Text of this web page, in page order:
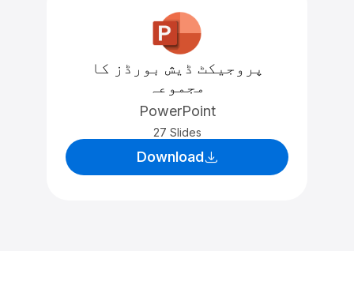
پروجیکٹ ڈیش بورڈز کا
مجموعہ
PowerPoint
27 Slides
Download